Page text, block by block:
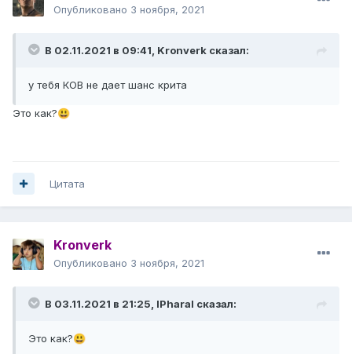
Опубликовано 3 ноября, 2021
В 02.11.2021 в 09:41, Kronverk сказал:
у тебя КОВ не дает шанс крита
Это как?😃
Цитата
Kronverk
Опубликовано 3 ноября, 2021
В 03.11.2021 в 21:25, lPharal сказал:
Это как?😃